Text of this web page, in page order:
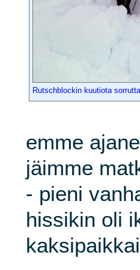
Rutschblockin kuutiota
emme
jäimme
- pieni
hissikin oli